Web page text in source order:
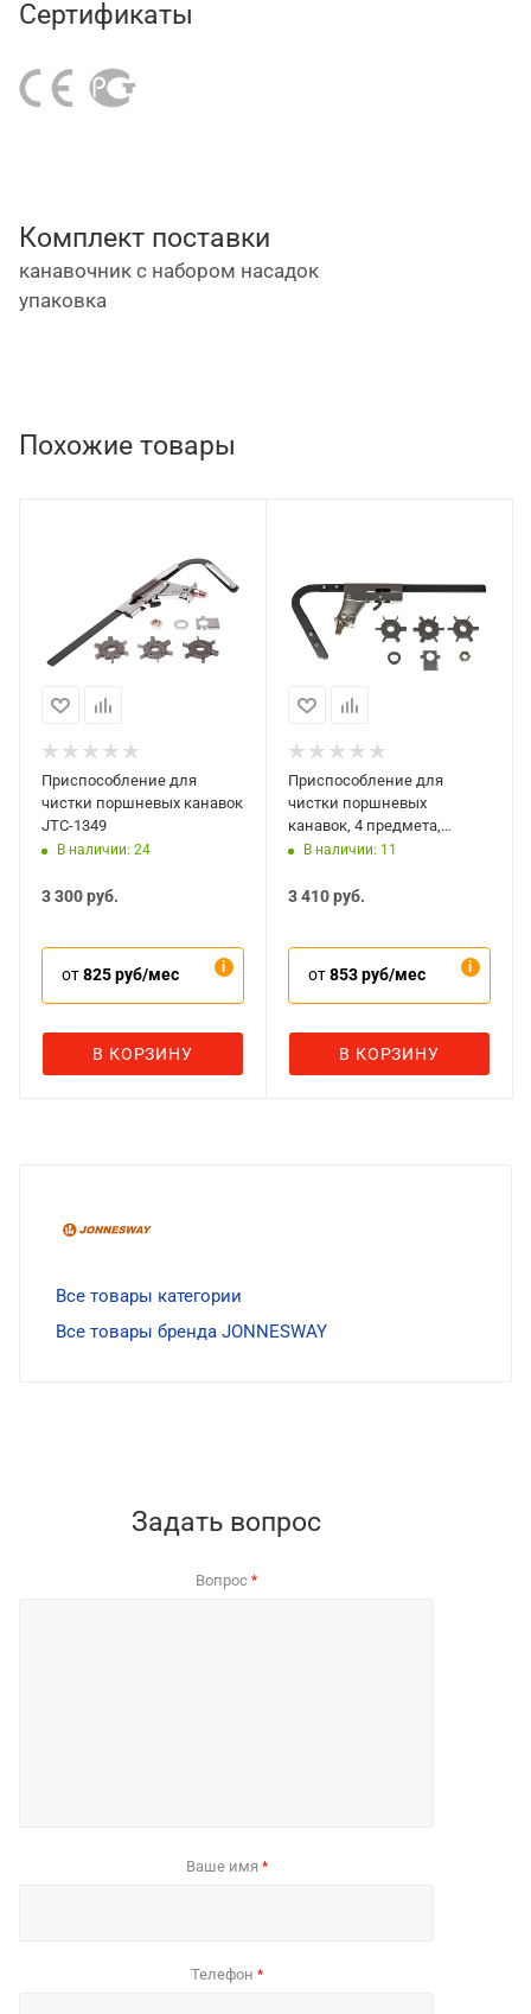
Сертификаты
Комплект поставки
канавочник с набором насадок
упаковка
Похожие товары
Приспособление для
чистки поршневых канавок
JTC-1349
В наличии: 24
3 300руб.
от825 руб/мес
В КОРЗИНУ
Приспособление для
чистки поршневых
канавок, 4 предмета,
МАСТАК 103-50004
В наличии: 11
3 410руб.
от853 руб/мес
В КОРЗИНУ
Все товары категории
Все товары бренда JONNESWAY
Задать вопрос
Вопрос *
Ваше имя *
Телефон *